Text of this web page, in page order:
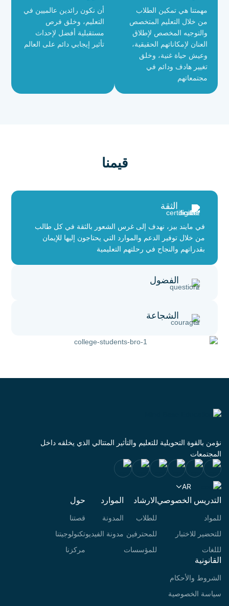
مهمتنا هي تمكين الطلاب
من خلال التعليم المتخصص
والتوجيه المخصص لإطلاق
العنان لإمكاناتهم الحقيقية،
وعيش حياة غنية، وخلق
تغيير هادف ودائم في
مجتمعاتهم
أن نكون رائدين عالميين في
التعليم، وخلق فرص
مستقبلية أفضل لإحداث
تأثير إيجابي دائم على العالم
قيمنا
الثقة
في مايند بيز، نهدف إلى غرس الشعور بالثقة في كل طالب
من خلال توفير الدعم والموارد التي يحتاجون إليها للإيمان
بقدراتهم والنجاح في رحلتهم التعليمية
الفضول
الشجاعة
نؤمن بالقوة التحويلية للتعليم والتأثير المتتالي الذي يخلقه داخل
المجتمعات
AR
التدريس الخصوصي
للمواد
للتحضير للاختبار
لللغات
الارشاد
للطلاب
للمحترفين
للمؤسسات
الموارد
المدونة
مدونة الفيديو
حول
قصتنا
تكنولوجيتنا
مركزنا
القانونية
الشروط والأحكام
سياسة الخصوصية